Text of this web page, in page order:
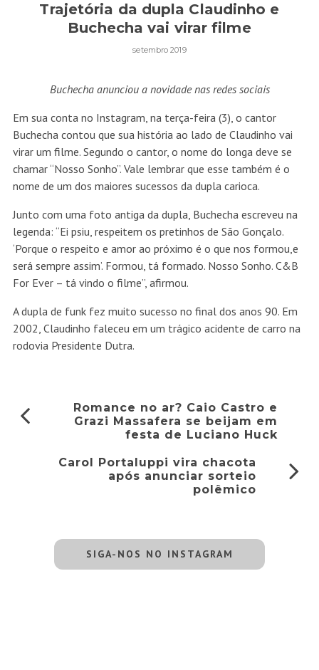
Trajetória da dupla Claudinho e
Buchecha vai virar filme
setembro 2019
Buchecha anunciou a novidade nas redes sociais
Em sua conta no Instagram, na terça-feira (3), o cantor
Buchecha contou que sua história ao lado de Claudinho vai
virar um filme. Segundo o cantor, o nome do longa deve se
chamar “Nosso Sonho”. Vale lembrar que esse também é o
nome de um dos maiores sucessos da dupla carioca.
Junto com uma foto antiga da dupla, Buchecha escreveu na
legenda: “Ei psiu, respeitem os pretinhos de São Gonçalo.
‘Porque o respeito e amor ao próximo é o que nos formou,e
será sempre assim’. Formou, tá formado. Nosso Sonho. C&B
For Ever – tá vindo o filme”, afirmou.
A dupla de funk fez muito sucesso no final dos anos 90. Em
2002, Claudinho faleceu em um trágico acidente de carro na
rodovia Presidente Dutra.
Romance no ar? Caio Castro e
Grazi Massafera se beijam em
festa de Luciano Huck
Carol Portaluppi vira chacota
após anunciar sorteio
polêmico
SIGA-NOS NO INSTAGRAM